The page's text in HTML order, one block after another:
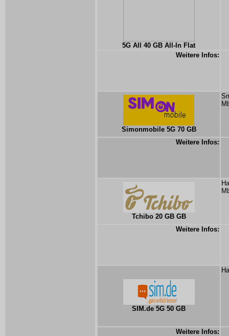
5G All 40 GB All-In Flat
Weitere Infos:
Simonmobile 5G 70 GB
Weitere Infos:
Tchibo 20 GB GB
Weitere Infos:
SIM.de 5G 50 GB
Weitere Infos: